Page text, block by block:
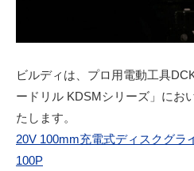
ビルディは、プロ用電動工具
ードリル KDSMシリーズ」にお
たします。
20V 100mm充電式ディスクグラ
100P